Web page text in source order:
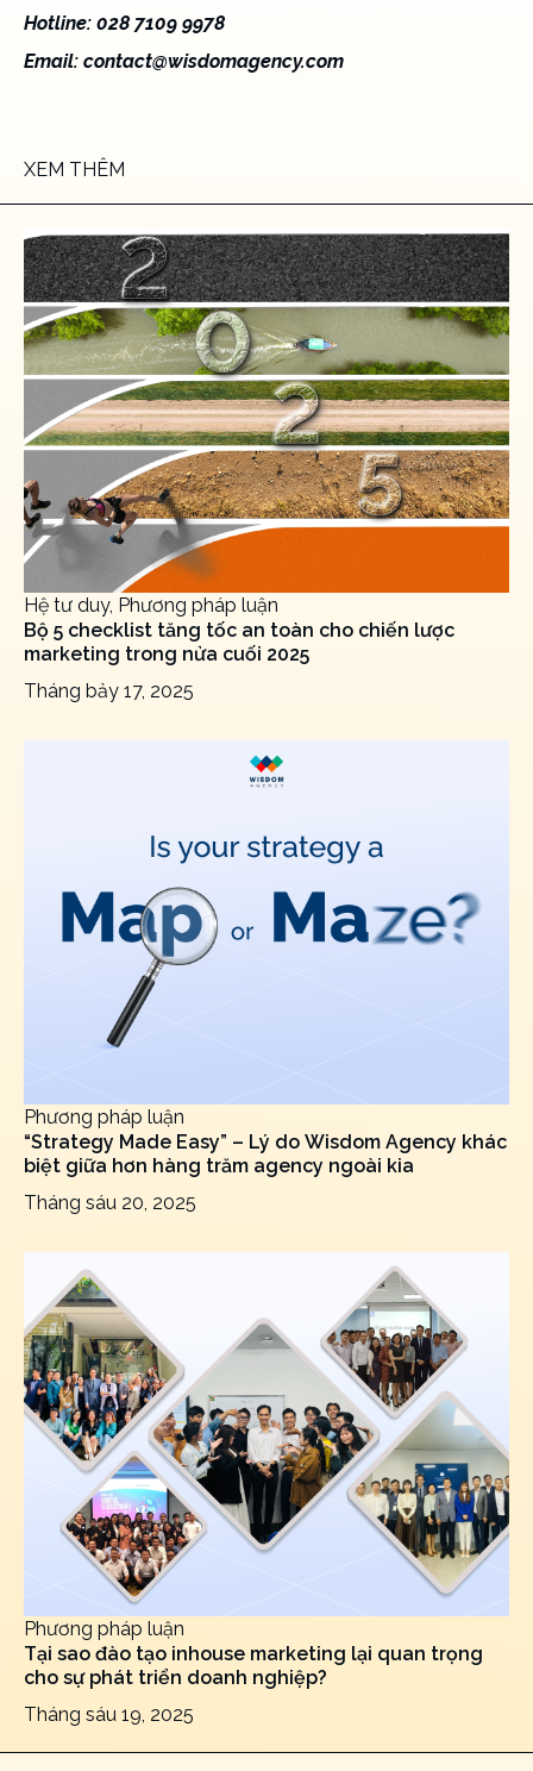
Hotline: 028 7109 9978
Email: contact@wisdomagency.com
XEM THÊM
Hệ tư duy, Phương pháp luận
Bộ 5 checklist tăng tốc an toàn cho chiến lược
marketing trong nửa cuối 2025
Tháng bảy 17, 2025
Phương pháp luận
“Strategy Made Easy” – Lý do Wisdom Agency khác
biệt giữa hơn hàng trăm agency ngoài kia
Tháng sáu 20, 2025
Phương pháp luận
Tại sao đào tạo inhouse marketing lại quan trọng
cho sự phát triển doanh nghiệp?
Tháng sáu 19, 2025